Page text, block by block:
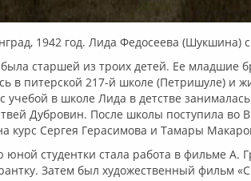
1942 год. Лида Федосеева (Шукшина)
старшей из троих детей. Ее младшие
в питерской 217-й школе (Петришуле) и
учебой в школе Лида в детстве
Дубровин. После школы поступила во
курс Сергея Герасимова и Тамары
студентки стала работа в фильме А.
Затем был художественный фильм